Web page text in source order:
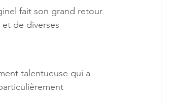
fait son grand retour
de diverses
talentueuse qui a